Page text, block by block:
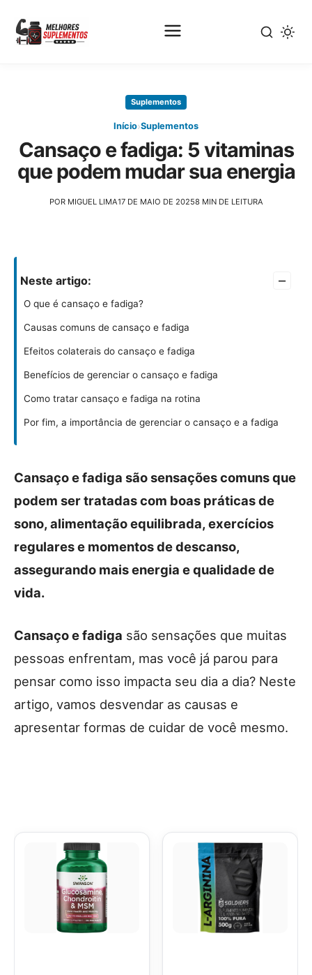
principal
Suplementos
Início›Suplementos
Cansaço e fadiga: 5 vitaminas
que podem mudar sua energia
POR MIGUEL LIMA17 DE MAIO DE 20258 MIN DE LEITURA
Neste artigo: –
O que é cansaço e fadiga?
Causas comuns de cansaço e fadiga
Efeitos colaterais do cansaço e fadiga
Benefícios de gerenciar o cansaço e fadiga
Como tratar cansaço e fadiga na rotina
Por fim, a importância de gerenciar o cansaço e a fadiga
Cansaço e fadiga são sensações comuns que
podem ser tratadas com boas práticas de
sono, alimentação equilibrada, exercícios
regulares e momentos de descanso,
assegurando mais energia e qualidade de
vida.
Cansaço e fadiga são sensações que muitas
pessoas enfrentam, mas você já parou para
pensar como isso impacta seu dia a dia? Neste
artigo, vamos desvendar as causas e
apresentar formas de cuidar de você mesmo.